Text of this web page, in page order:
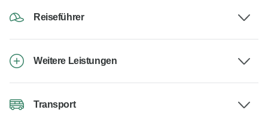
Reiseführer
Weitere Leistungen
Transport